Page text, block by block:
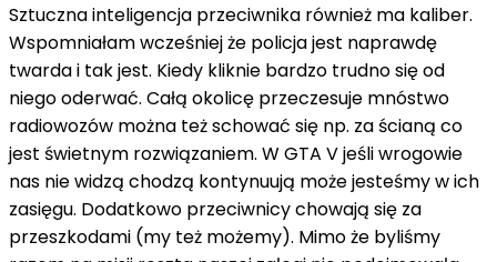
Sztuczna inteligencja przeciwnika również ma kaliber.
Wspomniałam wcześniej że policja jest naprawdę
twarda i tak jest. Kiedy kliknie bardzo trudno się od
niego oderwać. Całą okolicę przeczesuje mnóstwo
radiowozów można też schować się np. za ścianą co
jest świetnym rozwiązaniem. W GTA V jeśli wrogowie
nas nie widzą chodzą kontynuują może jesteśmy w ich
zasięgu. Dodatkowo przeciwnicy chowają się za
przeszkodami (my też możemy). Mimo że byliśmy